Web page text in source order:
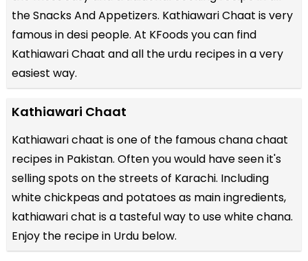
theSnacks And Appetizers. Kathiawari Chaat is very
famous in desi people. At KFoods you can find
Kathiawari Chaat and all theurdu recipesin a very
easiest way.
Kathiawari Chaat
Kathiawari chaat is one of the famous chana chaat
recipes in Pakistan. Often you would have seen it's
selling spots on the streets of Karachi. Including
white chickpeas and potatoes as main ingredients,
kathiawari chat is a tasteful way to use white chana.
Enjoy the recipe in Urdu below.